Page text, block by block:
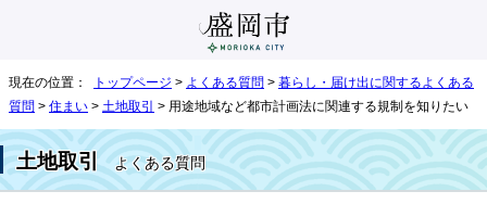
現在の位置： トップページ > よくある質問 > 暮らし・届け出に関するよくある
質問 > 住まい > 土地取引 > 用途地域など都市計画法に関連する規制を知りたい
土地取引 よくある質問